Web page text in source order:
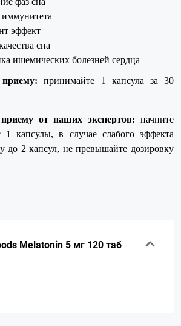
эффект
сна
ишемических болезней сердца
приему:принимайте 1 капсула за 30
от наших экспертов: начните
1 капсулы, в случае слабого эффекта
до 2 капсул, не превышайте дозировку
Melatonin 5 мг 120 таб